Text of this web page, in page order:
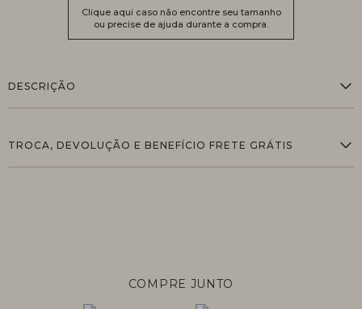
Clique aqui caso não encontre seu tamanho
ou precise de ajuda durante a compra.
DESCRIÇÃO
TROCA, DEVOLUÇÃO E BENEFÍCIO FRETE GRÁTIS
COMPRE JUNTO